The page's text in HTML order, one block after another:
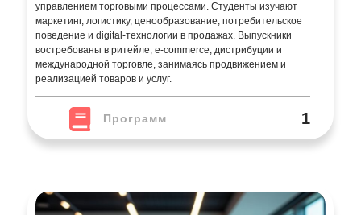
управлением торговыми процессами. Студенты изучают
маркетинг, логистику, ценообразование, потребительское
поведение и digital-технологии в продажах. Выпускники
востребованы в ритейле, e-commerce, дистрибуции и
международной торговле, занимаясь продвижением и
реализацией товаров и услуг.
Программ 1